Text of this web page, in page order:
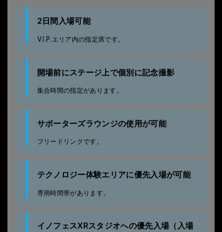
2日間入場可能
V.I.P.エリア内の指定席です。
開場前にステージ上で個別に記念撮影
集合時間の指定があります。
サポーターズラウンジの使用が可能
フリードリンクです。
テクノロジー体験エリアに優先入場が可能
専用時間帯があります。
イノフェスXRスタジオへの優先入場（入場